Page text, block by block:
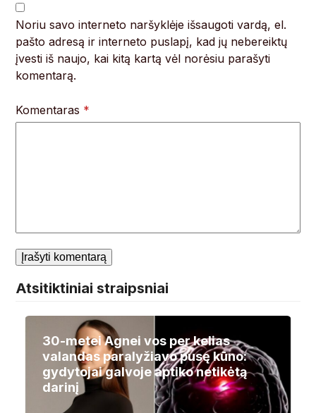
Noriu savo interneto naršyklėje išsaugoti vardą, el.
pašto adresą ir interneto puslapį, kad jų nebereiktų
įvesti iš naujo, kai kitą kartą vėl norėsiu parašyti
komentarą.
Komentaras *
Atsitiktiniai straipsniai
30-metei Agnei vos per kelias
valandas paralyžiavo pusę kūno:
gydytojai galvoje aptiko netikėtą
darinį